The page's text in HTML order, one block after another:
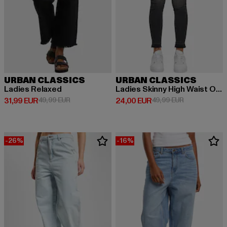
URBAN CLASSICS
Ladies Relaxed
31,99 EUR
Derzeitiger Preis: 31,99 EUR
49,99 EURAktionspreis: 49,99 EUR
URBAN CLASSICS
Ladies Skinny High Waist Open Hem Jeans
24,00 EUR
Derzeitiger Preis: 24,00 EUR
49,99 EURAktionspreis:
-26% -16%